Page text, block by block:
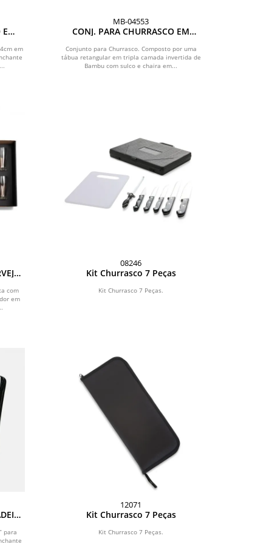
E
em
MB-04553
CONJ. PARA CHURRASCO EM
7 PÇS
Conjunto para Churrasco. Composto por uma
tábua retangular em tripla camada invertida de
Bambu com sulco e chaira em...
com
em
08246
Kit Churrasco 7 Peças
Kit Churrasco 7 Peças.
para
12071
Kit Churrasco 7 Peças
Kit Churrasco 7 Peças.